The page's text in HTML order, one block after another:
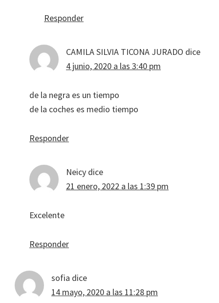
Responder
CAMILA SILVIA TICONA JURADO dice
4 junio, 2020 a las 3:40 pm
de la negra es un tiempo
de la coches es medio tiempo
Responder
Neicy dice
21 enero, 2022 a las 1:39 pm
Excelente
Responder
sofia dice
14 mayo, 2020 a las 11:28 pm